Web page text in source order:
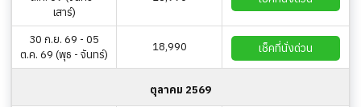
เสาร์)
30 ก.ย. 69 - 05
ต.ค. 69 (พุธ - จันทร์)
18,990 เช็คที่นั่งด่วน
ตุลาคม 2569